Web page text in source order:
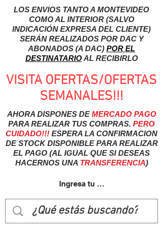
LOS ENVIOS TANTO A MONTEVIDEO
COMO AL INTERIOR (SALVO
INDICACIÓN EXPRESA DEL CLIENTE)
SERÁN REALIZADOS POR DAC Y
ABONADOS (A DAC) POR EL
DESTINATARIOAL RECIBIRLO
VISITA OFERTAS/OFERTAS
SEMANALES!!!
AHORA DISPONES DEMERCADO PAGO
PARA REALIZAR TUS COMPRAS. PERO
CUIDADO!!! ESPERA LA CONFIRMACION
DE STOCK DISPONIBLE PARA REALIZAR
EL PAGO (AL IGUAL QUE SI DESEAS
HACERNOS UNA TRANSFERENCIA)
Ingresa tu usuairo